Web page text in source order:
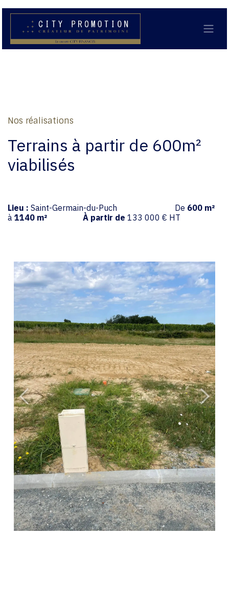
Nos réalisations
Terrains à partir de 600m²
viabilisés
Lieu : Saint-Germain-du-Puch ​ De 600 m²
à 1140 m² À partir de 133 000 € HT
Précédent